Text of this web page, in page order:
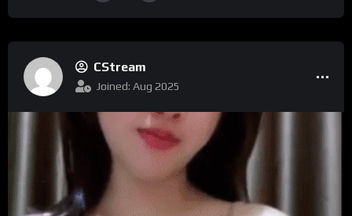
CStream
Joined: Aug 2025